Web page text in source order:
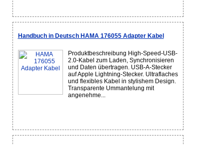
Handbuch in Deutsch HAMA 176055 Adapter Kabel
Produktbeschreibung High-Speed-USB-
2.0-Kabel zum Laden, Synchronisieren
und Daten übertragen. USB-A-Stecker
auf Apple Lightning-Stecker. Ultraflaches
und flexibles Kabel in stylishem Design.
Transparente Ummantelung mit
angenehme...